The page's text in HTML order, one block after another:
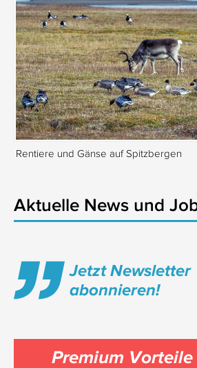
Rentiere und Gänse auf Spitzbergen
Aktuelle News und
Jetzt Newsletter
abonnieren!
Premium